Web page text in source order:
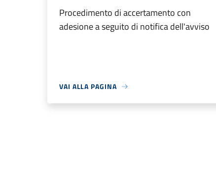
Procedimento di accertamento con
adesione a seguito di notifica dell'avviso
VAI ALLA PAGINA